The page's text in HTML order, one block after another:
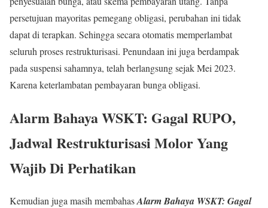
persetujuan mayoritas pemegang obligasi, perubahan ini tidak
dapat di terapkan. Sehingga secara otomatis memperlambat
seluruh proses restrukturisasi. Penundaan ini juga berdampak
pada suspensi sahamnya, telah berlangsung sejak Mei 2023.
Karena keterlambatan pembayaran bunga obligasi.
Alarm Bahaya WSKT: Gagal RUPO,
Jadwal Restrukturisasi Molor Yang
Wajib Di Perhatikan
Kemudian juga masih membahasAlarm Bahaya WSKT: Gagal